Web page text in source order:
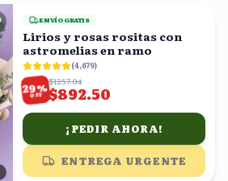
ENVÍO GRATIS
Lirios y rosas rositas con
astromelias en ramo
(4,679)
29%
OFF
$1257.04
$892.50
¡PEDIR AHORA!
ENTREGA URGENTE